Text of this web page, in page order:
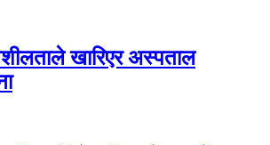
खारिएर अस्पताल